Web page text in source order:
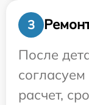
3
После
расчет,